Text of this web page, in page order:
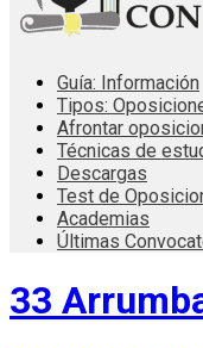
Guía: Información
Tipos:
Afrontar
Técnicas de
Descargas
Test de
Academias
Últimas
33